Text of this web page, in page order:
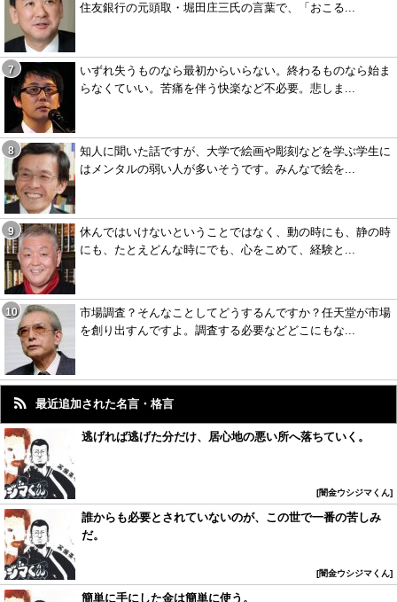
住友銀行の元頭取・堀田庄三氏の言葉で、「おこる...
いずれ失うものなら最初からいらない。終わるものなら始ま
らなくていい。苦痛を伴う快楽など不必要。悲しま...
知人に聞いた話ですが、大学で絵画や彫刻などを学ぶ学生に
はメンタルの弱い人が多いそうです。みんなで絵を...
休んではいけないということではなく、動の時にも、静の時
にも、たとえどんな時にでも、心をこめて、経験と...
市場調査？そんなことしてどうするんですか？任天堂が市場
を創り出すんですよ。調査する必要などどこにもな...
最近追加された名言・格言
逃げれば逃げた分だけ、居心地の悪い所へ落ちていく。
闇金ウシジマくん
誰からも必要とされていないのが、この世で一番の苦しみ
だ。
闇金ウシジマくん
簡単に手にした金は簡単に使う。